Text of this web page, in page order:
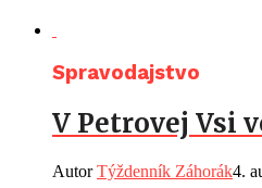
Spravodajstvo
V Petrovej Vsi
AutorTýždenník Záhorák4.